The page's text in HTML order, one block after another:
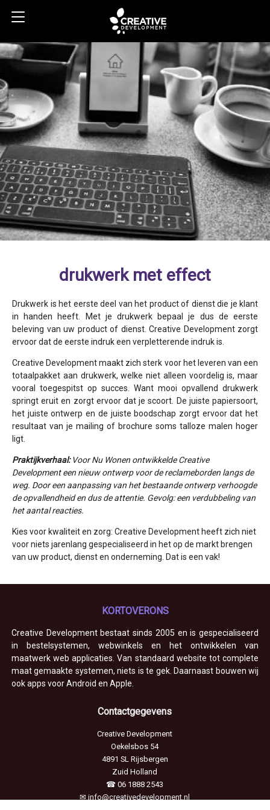
drukwerk met effect
Drukwerk is het eerste deel van het product of dienst die je klant
in handen heeft. Met je drukwerk bepaal je dus de eerste
beleving van uw product of dienst. Creative Development zorgt
ervoor dat de eerste indruk een verpletterende indruk is.
Creative Development maakt zich sterk voor het leveren van een
totaalpakket aan drukwerk, welke niet alleen voordelig is, maar
vooral toegespitst op succes. Want mooi opvallend drukwerk
springt eruit en zorgt ervoor dat je scoort. De juiste papiersoort,
het juiste ontwerp en de juiste boodschap zorgt ervoor dat het
resultaat van je mailing of brochure soms talloze malen hoger
ligt.
Praktijkverhaal:Voor Nu Wonen ontwikkelde Creative
Development een nieuw ontwerp voor de reclameborden langs de
weg. Door een aanpassing van het bestaande ontwerp verhoogde
de opvallendheid en dus de attentie. Gevolg: een verdubbeling van
het aantal reacties.
Kies voor kwaliteit en zorg: Creative Development heeft zich niet
voor niets jarenlang gespecialiseerd in het op de markt brengen
van uw product, dienst en onderneming. Dat is een vak!
KORTOVERONS
Creative Development bestaat sinds 2005 en is gespecialiseerd
in bestelsystemen, webwinkels en het ontwikkelen van
maatwerk web applicaties. Van standaard website tot complete
maat gemaakte systemen, niets is te gek. Daarnaast bouwen wij
ook apps voor Android en Apple.
Contactgegevens
Creative Development
Oekelsbos 54
4891 SL Rijsbergen
Zuid Holland
☎06 1888 2543
✉info@creativedevelopment.nl